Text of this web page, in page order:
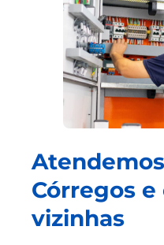
Córregos
vizinhas